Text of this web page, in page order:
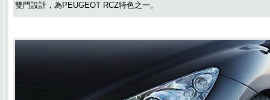
雙門設計，為PEUGEOT RCZ特色之一。